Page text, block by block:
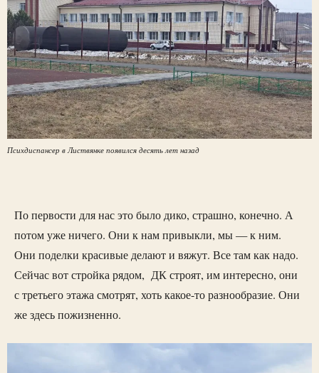
Психдиспансер в Листвянке появился десять лет назад
По первости для нас это было дико, страшно, конечно. А
потом уже ничего. Они к нам привыкли, мы — к ним.
Они поделки красивые делают и вяжут. Все там как надо.
Сейчас вот стройка рядом, ДК строят, им интересно, они
с третьего этажа смотрят, хоть какое-то разнообразие. Они
же здесь пожизненно.